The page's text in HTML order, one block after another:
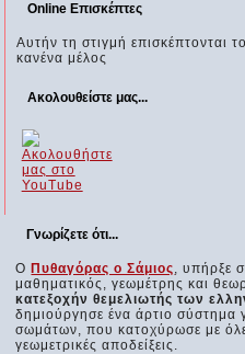
Online Επισκέπτες
Αυτήν τη στιγμή επισκέπτονται
κανένα μέλος
Ακολουθείστε μας...
Γνωρίζετε ότι...
ΟΠυθαγόρας ο Σάμιος, υπήρξε
μαθηματικός, γεωμέτρης και
κατεξοχήν θεμελιωτής των
δημιούργησε ένα άρτιο σύστημα
σωμάτων, που κατοχύρωσε με όλες
γεωμετρικές αποδείξεις.